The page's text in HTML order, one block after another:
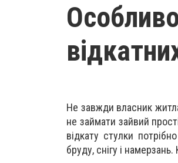
Не завжди власник
не займати зайвий
відкату стулки
бруду, снігу і